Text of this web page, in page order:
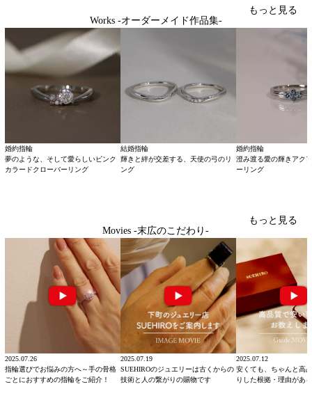
Works -オーダーメイド作品集-
もっと見る
婚約指輪
夢のような、そして愛らしいピンク
カラードクローバーリング
結婚指輪
輝きと絆が交差する、天使の弓のリ
ング
婚約指輪
澄み渡る愛の輝きアク
ーリング
Movies -末広のこだわり-
もっと見る
2025.07.26
指輪選びでお悩みの方へ～手の骨格
ごとにおすすめの指輪をご紹介！
2025.07.19
SUEHIROのジュエリーは古くからの
技術と人の繋がりの賜物です
2025.07.12
安くても、ちゃんと高
りした根拠・理由があ